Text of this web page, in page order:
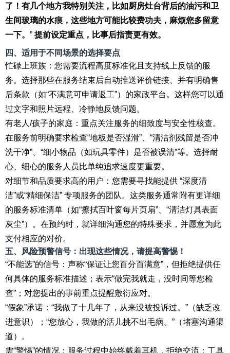
了！有几个地方我特别关注，比如厨房灶台背后的油污和卫
生间玻璃的水痕，这些地方可能比较费功夫，麻烦您多留意
一下。 ” 提前设定重点，比事后指责更有效。
四、适用于不同场景的选择要点
忙碌上班族：您需要流程高度标准化且支持线上反馈的服
务。选择那些在服务结束后自动推送评价链接、并有明确售
后条款（如“不满意可申请返工”）的家政平台。这样您可以通
过文字和照片远程、冷静地反馈问题。
有老人/孩子的家庭：重点关注服务的细致度与安全性核查。
在服务前明确要求检查“地板是否湿滑”、“清洁剂残留是否冲
洗干净”、“细小物品（如玩具零件）是否被误清”等。选择耐
心、细心的服务人员比单纯追求速度更重要。
对细节和品质要求高的用户：您需要寻找能提供 “深度清
洁”或“精细保洁” 专项服务的团队。这类服务通常附有更详细
的服务标准清单（如“擦拭百叶窗每片页扇”、“清洁灯具表面
灰尘”）。在预约时，就详细沟通您的特殊要求，并愿意为此
支付相应的对价。
五、风险预警信号：出现这些情况，请提高警惕！
“不能选”的信号：声称“保证让您百分百满意”，但拒绝提供任
何具体的服务标准描述；表示“做完我就走，没时间等您检
查”；对您提出的事前重点提醒敷衍应对。
“假象”承诺：“我做了十几年了，从来没被投诉过。”（缺乏改
进意识）；“您放心，我做的活儿挑不出毛病。”（堵塞沟通渠
道）。
需“警惕”的情况：服务过程中始终戴着耳机，拒绝交流；工具